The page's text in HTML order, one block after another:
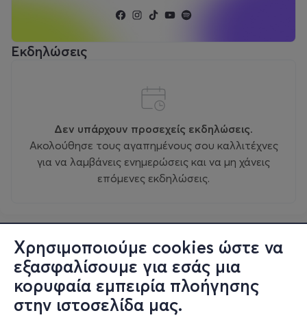
Χρησιμοποιούμε cookies ώστε να
εξασφαλίσουμε για εσάς μια
κορυφαία εμπειρία πλοήγησης
στην ιστοσελίδα μας.
Εκδηλώσεις
Δεν υπάρχουν προσεχείς εκδηλώσεις.
Ακολούθησε τους αγαπημένους σου καλλιτέχνες
για να λαμβάνεις ενημερώσεις και να μη χάνεις
επόμενες εκδηλώσεις.